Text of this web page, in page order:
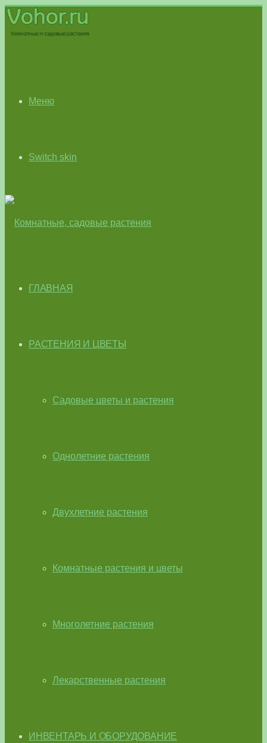
Меню
Switch skin
ГЛАВНАЯ
РАСТЕНИЯ И ЦВЕТЫ
Садовые цветы и растения
Однолетние растения
Двухлетние растения
Комнатные растения и цветы
Многолетние растения
Лекарственные растения
ИНВЕНТАРЬ И ОБОРУДОВАНИЕ